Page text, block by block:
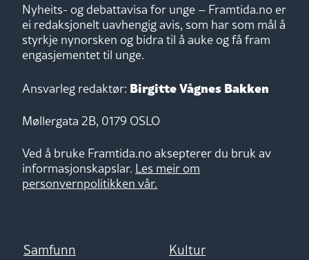
Nyheits- og debattavisa for unge – Framtida.no er
ei redaksjonelt uavhengig avis, som har som mål å
styrkje nynorsken og bidra til å auke og få fram
engasjementet til unge.
Ansvarleg redaktør: Birgitte Vågnes Bakken
Møllergata 2B, 0179 OSLO
Ved å bruke Framtida.no aksepterer du bruk av
informasjonskapslar. Les meir om
personvernpolitikken vår.
Samfunn
Kultur